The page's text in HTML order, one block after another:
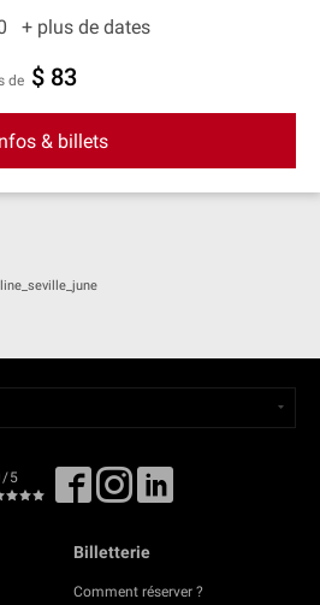
+ plus de dates
de $ 83
& billets
5
Billetterie
Comment réserver ?